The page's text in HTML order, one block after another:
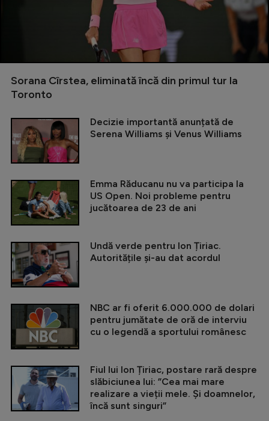
Sorana Cîrstea, eliminată încă din primul tur la
Toronto
Decizie importantă anunțată de
Serena Williams și Venus Williams
Emma Răducanu nu va participa la
US Open. Noi probleme pentru
jucătoarea de 23 de ani
Undă verde pentru Ion Țiriac.
Autoritățile și-au dat acordul
NBC ar fi oferit 6.000.000 de dolari
pentru jumătate de oră de interviu
cu o legendă a sportului românesc
Fiul lui Ion Țiriac, postare rară despre
slăbiciunea lui: ”Cea mai mare
realizare a vieții mele. Și doamnelor,
încă sunt singuri”